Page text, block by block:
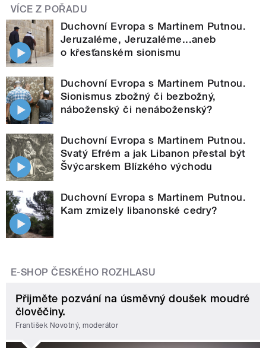
VÍCE Z POŘADU
Duchovní Evropa s Martinem Putnou.
Jeruzaléme, Jeruzaléme...aneb
o křesťanském sionismu
Duchovní Evropa s Martinem Putnou.
Sionismus zbožný či bezbožný,
náboženský či nenáboženský?
Duchovní Evropa s Martinem Putnou.
Svatý Efrém a jak Libanon přestal být
Švýcarskem Blízkého východu
Duchovní Evropa s Martinem Putnou.
Kam zmizely libanonské cedry?
E-SHOP ČESKÉHO ROZHLASU
Přijměte pozvání na úsměvný doušek moudré
člověčiny.
František Novotný, moderátor